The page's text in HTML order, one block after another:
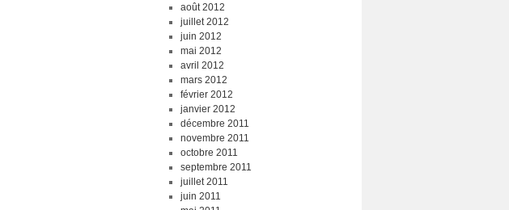
août 2012
juillet 2012
juin 2012
mai 2012
avril 2012
mars 2012
février 2012
janvier 2012
décembre 2011
novembre 2011
octobre 2011
septembre 2011
juillet 2011
juin 2011